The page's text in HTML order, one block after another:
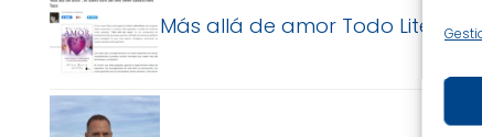
Más allá de amor Todo